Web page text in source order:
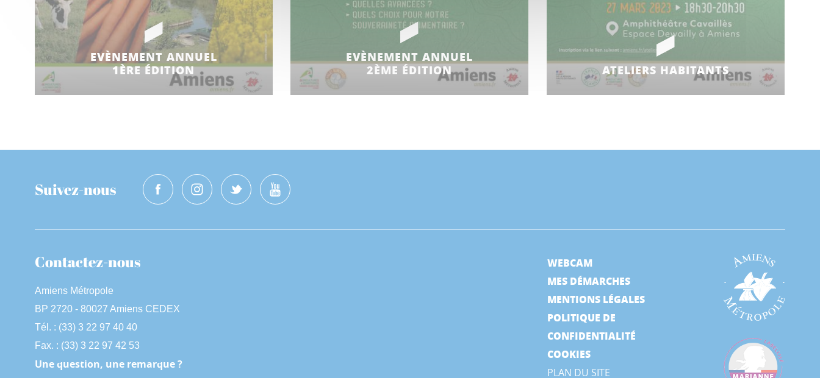
EVÈNEMENT ANNUEL
1ÈRE ÉDITION
EVÈNEMENT ANNUEL
2ÈME ÉDITION
ATELIERS HABITANTS
Suivez-nous
Contactez-nous
Amiens Métropole
BP 2720 - 80027 Amiens CEDEX
Tél. : (33) 3 22 97 40 40
Fax. : (33) 3 22 97 42 53
Une question, une remarque ?
WEBCAM
MES DÉMARCHES
MENTIONS LÉGALES
POLITIQUE DE
CONFIDENTIALITÉ
COOKIES
PLAN DU SITE